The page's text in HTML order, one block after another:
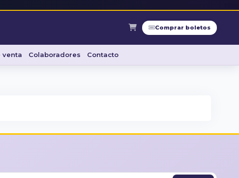
Comprar boletos
venta Colaboradores Contacto